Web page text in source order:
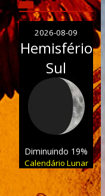
2026-08-09
Hemisfério
Sul
Diminuindo 19%
Calendário Lunar